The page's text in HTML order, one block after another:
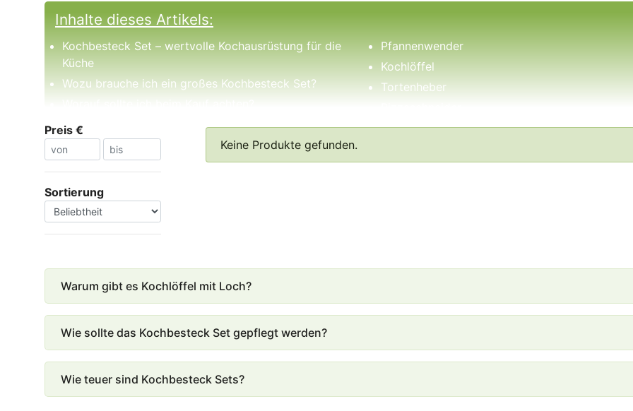
Inhalte dieses Artikels:
Kochbesteck Set – wertvolle Kochausrüstung für die
Küche
Wozu brauche ich ein großes Kochbesteck Set?
Design
Lieferumfang
Größe
Form
Material
Wozu benötige ich die verschiedenen Teile eines
Pfannenwender
Kochlöffel
Tortenheber
Knoblauchpresse
Preis €
Sortierung
Keine Produkte gefunden.
Warum gibt es Kochlöffel mit Loch?
Wie sollte das Kochbesteck Set gepflegt werden?
Wie teuer sind Kochbesteck Sets?